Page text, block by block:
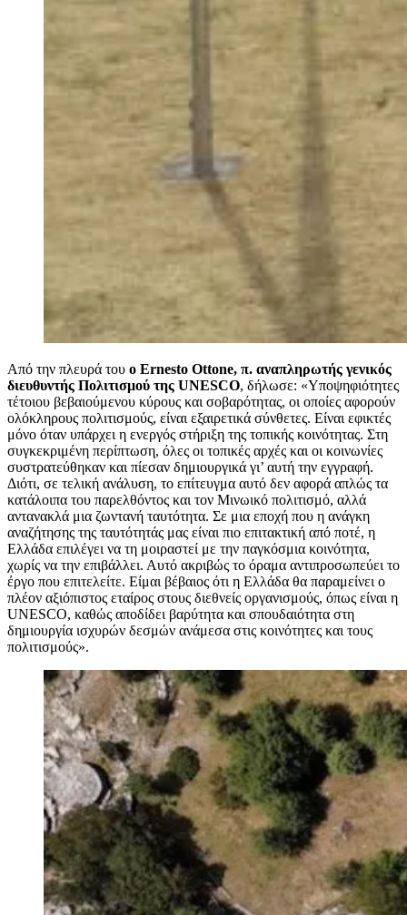
Από την πλευρά του ο Ernesto Ottone, π. αναπληρωτής γενικός
διευθυντής Πολιτισμού της UNESCO, δήλωσε: «Υποψηφιότητες
τέτοιου βεβαιούμενου κύρους και σοβαρότητας, οι οποίες αφορούν
ολόκληρους πολιτισμούς, είναι εξαιρετικά σύνθετες. Είναι εφικτές
μόνο όταν υπάρχει η ενεργός στήριξη της τοπικής κοινότητας. Στη
συγκεκριμένη περίπτωση, όλες οι τοπικές αρχές και οι κοινωνίες
συστρατεύθηκαν και πίεσαν δημιουργικά γι’ αυτή την εγγραφή.
Διότι, σε τελική ανάλυση, το επίτευγμα αυτό δεν αφορά απλώς τα
κατάλοιπα του παρελθόντος και τον Μινωικό πολιτισμό, αλλά
αντανακλά μια ζωντανή ταυτότητα. Σε μια εποχή που η ανάγκη
αναζήτησης της ταυτότητάς μας είναι πιο επιτακτική από ποτέ, η
Ελλάδα επιλέγει να τη μοιραστεί με την παγκόσμια κοινότητα,
χωρίς να την επιβάλλει. Αυτό ακριβώς το όραμα αντιπροσωπεύει το
έργο που επιτελείτε. Είμαι βέβαιος ότι η Ελλάδα θα παραμείνει ο
πλέον αξιόπιστος εταίρος στους διεθνείς οργανισμούς, όπως είναι η
UNESCO, καθώς αποδίδει βαρύτητα και σπουδαιότητα στη
δημιουργία ισχυρών δεσμών ανάμεσα στις κοινότητες και τους
πολιτισμούς».